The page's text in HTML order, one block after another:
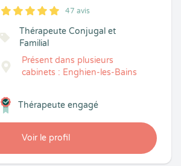
5
1
5
47 47 avis
Thérapeute Conjugal et
Familial
Présent dans plusieurs
cabinets : Enghien-les-Bains
Voir le profil
Thérapeute engagé